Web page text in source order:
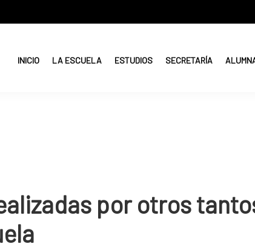
INICIO LA ESCUELA ESTUDIOS SECRETARÍA
por otros